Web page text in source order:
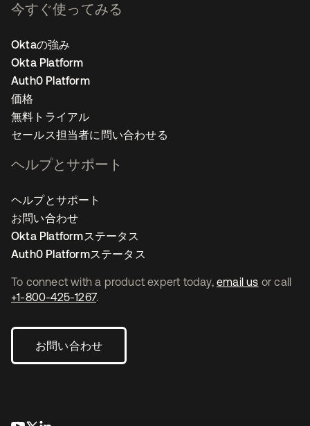
To connect with a product expert today, email us or call
+1-800-425-1267.
お問い合わせ
今すぐ使ってみる
Oktaの強み
Okta Platform
Auth0 Platform
価格
無料トライアル
セールス担当者に問い合わせる
ヘルプとサポート
ヘルプとサポート
お問い合わせ
Okta Platformステータス
Auth0 Platformステータス